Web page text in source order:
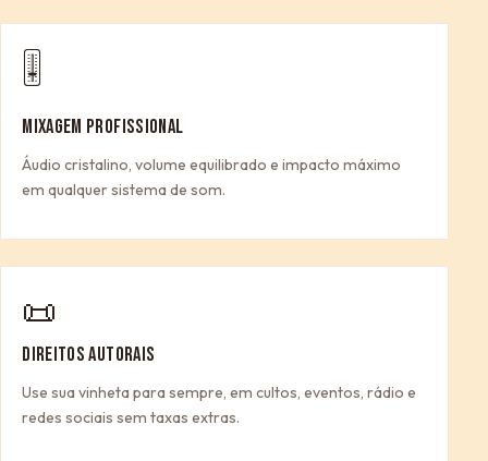
🎚
MIXAGEM PROFISSIONAL
Áudio cristalino, volume equilibrado e impacto máximo
em qualquer sistema de som.
📜
DIREITOS AUTORAIS
Use sua vinheta para sempre, em cultos, eventos, rádio e
redes sociais sem taxas extras.